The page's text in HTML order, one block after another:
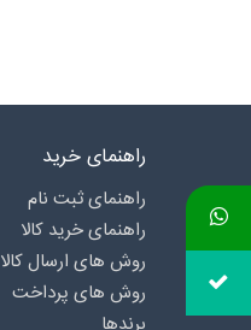
راهنمای خرید
راهنمای ثبت نام
راهنمای خرید کالا
روش های ارسال کالا
روش های پرداخت